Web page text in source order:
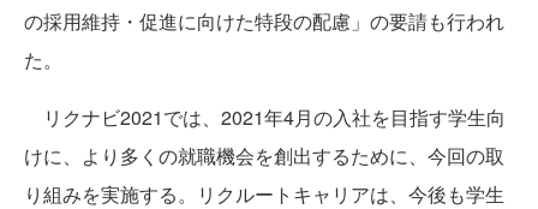
の採用維持・促進に向けた特段の配慮」の要請も行われ
た。
リクナビ2021では、2021年4月の入社を目指す学生向
けに、より多くの就職機会を創出するために、今回の取
り組みを実施する。リクルートキャリアは、今後も学生